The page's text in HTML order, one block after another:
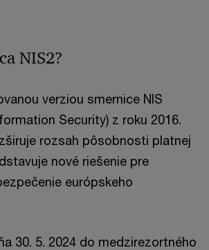
NIS2?
verziou smernice NIS
Security) z roku 2016.
rozsah pôsobnosti platnej
nové riešenie pre
európskeho
30. 5. 2024 do medzirezortného